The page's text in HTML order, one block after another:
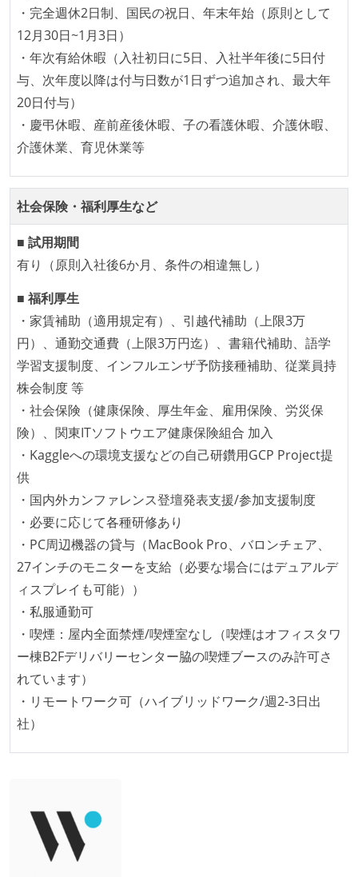
オープンな情報共有
KPI などチームの目標・実績値について、メンバーの
誰もがいつでも閲覧可能になっている
労働環境の自由度
フレックスタイム制または裁量労働制を採用している
メンバーの多様性
外国籍の開発メンバーがいる
開発メンバーの新卒採用を実施している
待遇・福利厚生
ストックオプションまたは自社株購入支援制度がある
職業安定法に対応する記載事項
受動喫煙防止措置：屋内禁煙（屋内に喫煙可能室設
置）
・完全週休2日制、国民の祝日、年末年始（原則として
12月30日~1月3日）
・年次有給休暇（入社初日に5日、入社半年後に5日付
与、次年度以降は付与日数が1日ずつ追加され、最大年
20日付与）
・慶弔休暇、産前産後休暇、子の看護休暇、介護休暇、
介護休業、育児休業等
社会保険・福利厚生など
■ 試用期間
有り（原則入社後6か月、条件の相違無し）
■ 福利厚生
・家賃補助（適用規定有）、引越代補助（上限3万
円）、通勤交通費（上限3万円迄）、書籍代補助、語学
学習支援制度、インフルエンザ予防接種補助、従業員持
株会制度 等
・社会保険（健康保険、厚生年金、雇用保険、労災保
険）、関東ITソフトウエア健康保険組合 加入
・Kaggleへの環境支援などの自己研鑽用GCP Project提
供
・国内外カンファレンス登壇発表支援/参加支援制度
・必要に応じて各種研修あり
・PC周辺機器の貸与（MacBook Pro、バロンチェア、
27インチのモニターを支給（必要な場合にはデュアルデ
ィスプレイも可能））
・私服通勤可
・喫煙：屋内全面禁煙/喫煙室なし（喫煙はオフィスタワ
ー棟B2Fデリバリーセンター脇の喫煙ブースのみ許可さ
れています）
・リモートワーク可（ハイブリッドワーク/週2-3日出
社）